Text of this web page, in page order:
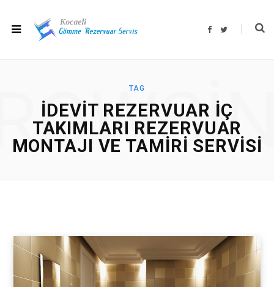
F
T
TAG
IDEVIT REZERVUAR IÇ
TAKIMLARI REZERVUAR
MONTAJI VE TAMIRI SERVISI